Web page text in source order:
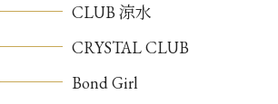
CLUB 涼水
CRYSTAL CLUB
Bond Girl